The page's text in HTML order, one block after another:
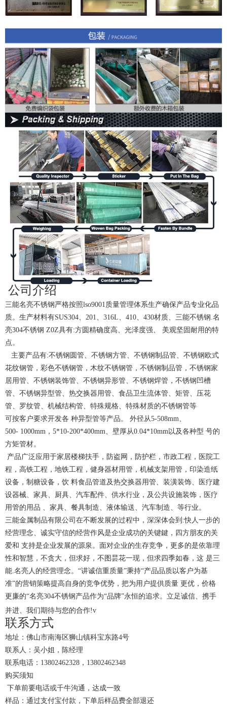
公司介绍
三能名亮不锈钢严格按照lso9001质量管理体系生产确保产品专业化品
质。生产材料有SUS304、201、316L、410、430材质、三能不锈钢.名
亮304不锈钢 Z0Z具有:方圆精确度高、光泽度强、 美观坚固耐用的特
点。
主要产品有:不锈钢圆管、不锈钢方管、不锈钢制品管、不锈钢欧式
花纹钢管，彩色不锈钢管，木纹不锈钢管，不锈钢制品管，不锈钢家
居用管、不锈钢装饰管、不锈钢异形管、不锈钢焊管，不锈钢凹槽
管、不锈钢异型管、热交换器用管、食品卫生流体管、矩管、压花
管、罗纹管、机械结构管、特殊规格、特殊材质的不锈钢管等
可按客户要求开发各 种异型管等产品。 外径从5-508mm、
500- 1000mm，5*10-200*400mm、壁厚从0.04*10mm以及各种型 号的
方矩管材。
产品广泛应用于家居楼梯扶手，防盗网，防护栏，市政工程，医院工
程，高铁工程，地铁工程，健身器材用管，机械支架用管，印染造纸
设备，制糖设备，饮 料食品管道及热交换器用管、装潢装饰、医疗建
设器械、家具、厨具、汽车配件、供水行业，及公共设施装饰，医疗
用管的用品 、家具、餐具制造、液体输送、汽车制造、等行业。
三能金属制品有限公司在不断发展的过程中，深深体会到:快人一步的
经营理念、诚实守信的经营作风是企业成功的关键鍵，四方朋友的关
爱和 支持是企业发展的源泉。面对企业的生存竞争，更多的是依靠理
性和智慧，不贪大，但求好，不图昙花一现，但求四季如春，这 是三
能.名亮人的经营理念。“讲诚信重质量”秉持“产品品质以客户为基
准”的营销策略提高自身的竞争优势，把为用户提供质量 更优，价格
更廉的“名亮304不锈钢产品作为“品牌”永恒的追求。立足诚信、携手
并进、我们期待与您的合作!v
联系方式
地址：佛山市南海区狮山镇科宝东路4号
联系人：吴小姐，陈经理
联系电话：13802462328，13802462348
购买须知
下单前要电话或千牛沟通，达成一致
样品：通过支付宝付款，下单后样品费全部退还